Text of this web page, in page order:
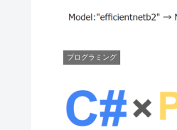
プログラミング